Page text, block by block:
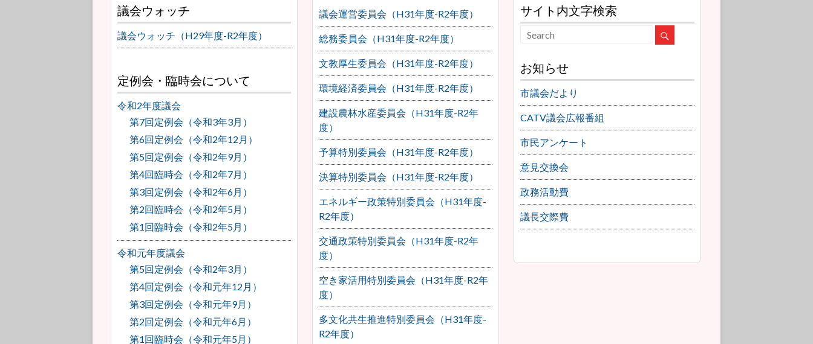
議会ウォッチ
議会ウォッチ（H29年度-R2年度）
定例会・臨時会について
令和2年度議会
第7回定例会（令和3年3月）
第6回定例会（令和2年12月）
第5回定例会（令和2年9月）
第4回臨時会（令和2年7月）
第3回定例会（令和2年6月）
第2回臨時会（令和2年5月）
第1回臨時会（令和2年5月）
令和元年度議会
第5回定例会（令和2年3月）
第4回定例会（令和元年12月）
第3回定例会（令和元年9月）
第2回定例会（令和元年6月）
第1回臨時会（令和元年5月）
議会運営委員会（H31年度-R2年度）
総務委員会（H31年度-R2年度）
文教厚生委員会（H31年度-R2年度）
環境経済委員会（H31年度-R2年度）
建設農林水産委員会（H31年度-R2年
度）
予算特別委員会（H31年度-R2年度）
決算特別委員会（H31年度-R2年度）
エネルギー政策特別委員会（H31年度-
R2年度）
交通政策特別委員会（H31年度-R2年
度）
空き家活用特別委員会（H31年度-R2年
度）
多文化共生推進特別委員会（H31年度-
R2年度）
サイト内文字検索
お知らせ
市議会だより
CATV議会広報番組
市民アンケート
意見交換会
政務活動費
議長交際費